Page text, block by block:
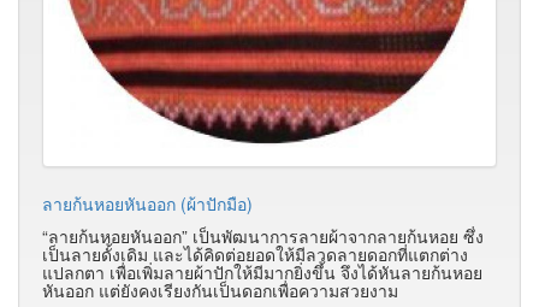
ลายก้นหอยหันออก (ผ้าปักมือ)
“ลายก้นหอยหันออก” เป็นพัฒนาการลายผ้าจากลายก้นหอย ซึ่ง
เป็นลายดั้งเดิม และได้คิดต่อยอดให้มีลวดลายดอกที่แตกต่าง
แปลกตา เพื่อเพิ่มลายผ้าปักให้มีมากยิ่งขึ้น จึงได้หันลายก้นหอย
หันออก แต่ยังคงเรียงกันเป็นดอกเพื่อความสวยงาม